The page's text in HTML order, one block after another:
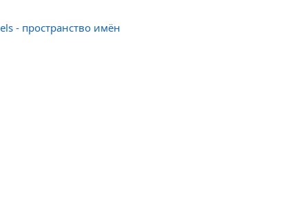
- пространство имён